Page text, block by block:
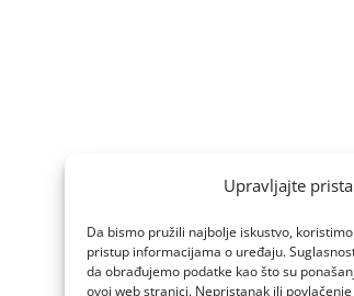
Upravljajte
Da bismo pružili najbolje iskustvo,
pristup informacijama o uređaju.
da obrađujemo podatke kao što su
ovoj web stranici. Nepristanak ili